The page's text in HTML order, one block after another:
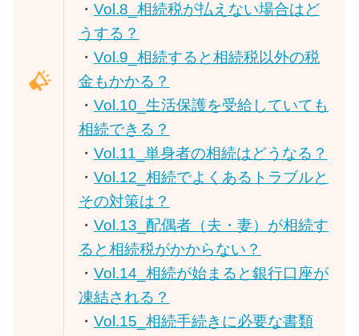
・ Vol.8_相続税が払えない場合はど
うする？
・ Vol.9_相続すると相続税以外の税
金もかかる？
・ Vol.10_生活保護を受給していても
相続できる？
・ Vol.11_単身者の相続はどうなる？
・ Vol.12_相続でよくあるトラブルと
その対策は？
・ Vol.13_配偶者（夫・妻）が相続す
ると相続税がかからない？
・ Vol.14_相続が始まると銀行口座が
凍結される？
・ Vol.15_相続手続きに必要な書類